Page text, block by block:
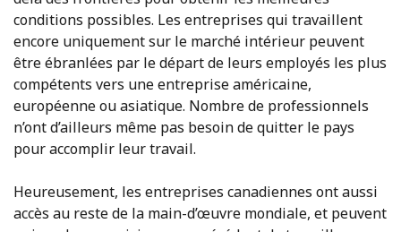
conditions possibles. Les entreprises qui travaillent
encore uniquement sur le marché intérieur peuvent
être ébranlées par le départ de leurs employés les plus
compétents vers une entreprise américaine,
européenne ou asiatique. Nombre de professionnels
n’ont d’ailleurs même pas besoin de quitter le pays
pour accomplir leur travail.
Heureusement, les entreprises canadiennes ont aussi
accès au reste de la main-d’œuvre mondiale, et peuvent